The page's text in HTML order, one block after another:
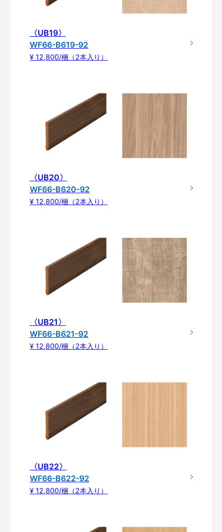
〈UB19〉
WF66-B619-92
¥ 12,800/梱（2本入り）
〈UB20〉
WF66-B620-92
¥ 12,800/梱（2本入り）
〈UB21〉
WF66-B621-92
¥ 12,800/梱（2本入り）
〈UB22〉
WF66-B622-92
¥ 12,800/梱（2本入り）